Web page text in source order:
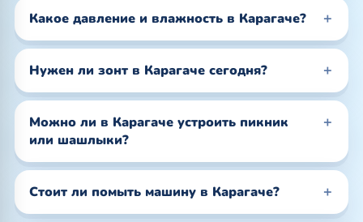
Какое давление и влажность в Карагаче?
Нужен ли зонт в Карагаче сегодня?
Можно ли в Карагаче устроить пикник
или шашлыки?
Стоит ли помыть машину в Карагаче?